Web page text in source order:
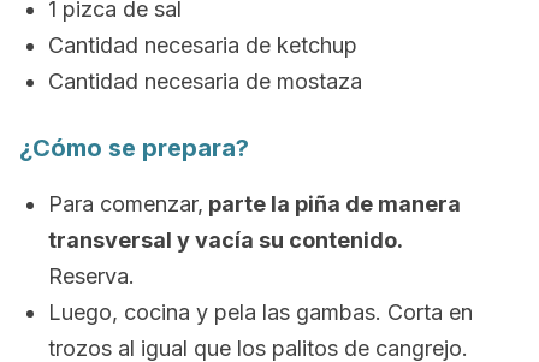
1 pizca de sal
Cantidad necesaria de ketchup
Cantidad necesaria de mostaza
¿Cómo se prepara?
Para comenzar, parte la piña de manera
transversal y vacía su contenido.
Reserva.
Luego, cocina y pela las gambas. Corta en
trozos al igual que los palitos de cangrejo.